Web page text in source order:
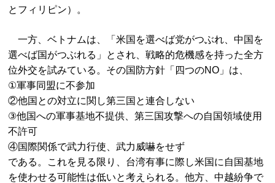
とフィリピン）。
一方、ベトナムは、「米国を選べば党がつぶれ、中国を
選べば国がつぶれる」とされ、戦略的危機感を持った全方
位外交を試みている。その国防方針「四つのNO」は、
①軍事同盟に不参加
②他国との対立に関し第三国と連合しない
③他国への軍事基地不提供、第三国攻撃への自国領域使用
不許可
④国際関係で武力行使、武力威嚇をせず
である。これを見る限り、台湾有事に際し米国に自国基地
を使わせる可能性は低いと考えられる。他方、中越紛争で